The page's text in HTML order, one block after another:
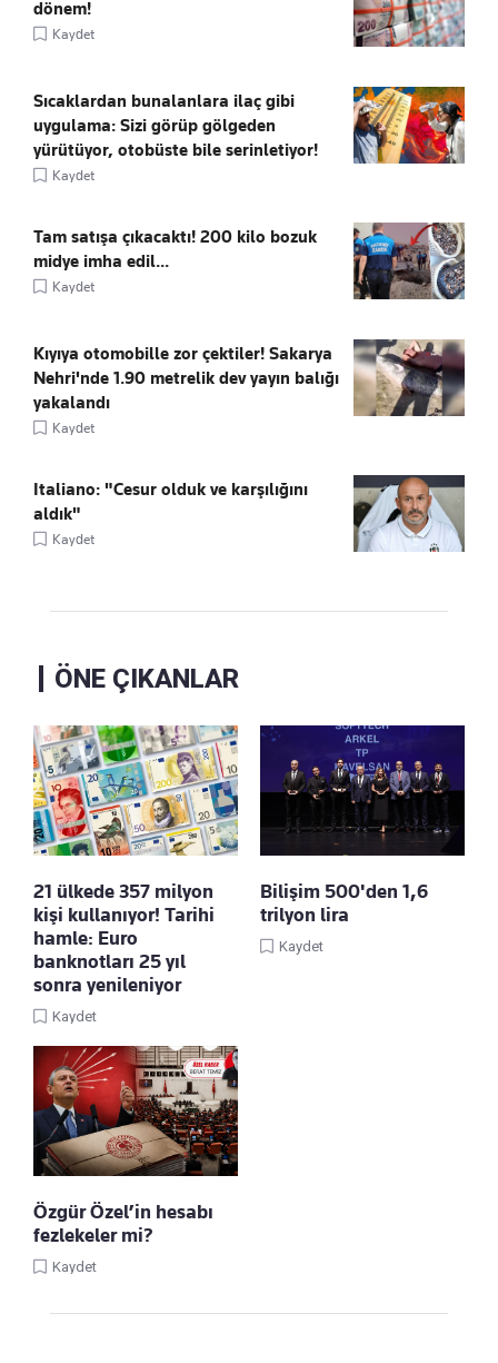
dönem!
Kaydet
Sıcaklardan bunalanlara ilaç gibi
uygulama: Sizi görüp gölgeden
yürütüyor, otobüste bile serinletiyor!
Kaydet
Tam satışa çıkacaktı! 200 kilo bozuk
midye imha edil...
Kaydet
Kıyıya otomobille zor çektiler! Sakarya
Nehri'nde 1.90 metrelik dev yayın balığı
yakalandı
Kaydet
Italiano: "Cesur olduk ve karşılığını
aldık"
Kaydet
ÖNE ÇIKANLAR
21 ülkede 357 milyon
kişi kullanıyor! Tarihi
hamle: Euro
banknotları 25 yıl
sonra yenileniyor
Kaydet
Bilişim 500'den 1,6
trilyon lira
Kaydet
Özgür Özel’in hesabı
fezlekeler mi?
Kaydet